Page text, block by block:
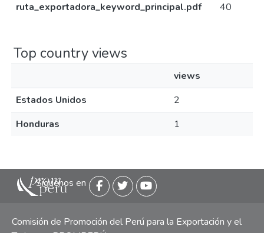
ruta_exportadora_keyword_principal.pdf
40
Top country views
views
Estados Unidos
2
Honduras
1
Siguenos en
Comisión de Promoción del Perú para la Exportación y el